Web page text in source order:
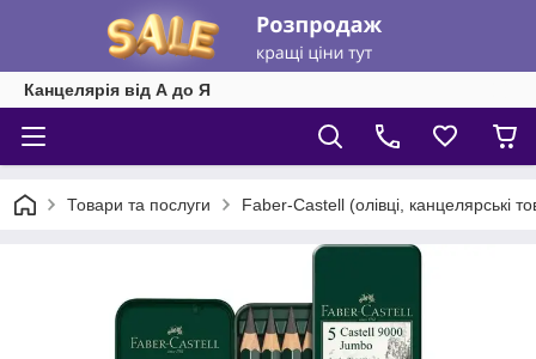
Канцелярія від А до Я
Товари та послуги Faber-Castell (олівці, канцелярські